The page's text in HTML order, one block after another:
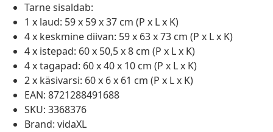
Tarne sisaldab:
1 x laud: 59 x 59 x 37 cm (P x L x K)
4 x keskmine diivan: 59 x 63 x 73 cm (P x L x K)
4 x istepad: 60 x 50,5 x 8 cm (P x L x K)
4 x tagapad: 60 x 40 x 10 cm (P x L x K)
2 x käsivarsi: 60 x 6 x 61 cm (P x L x K)
EAN: 8721288491688
SKU: 3368376
Brand: vidaXL